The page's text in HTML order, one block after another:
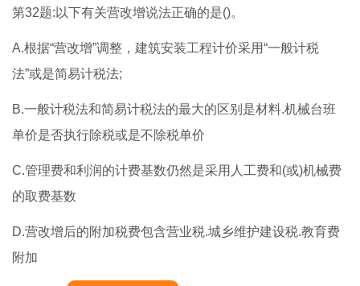
第32题:以下有关营改增说法正确的是()。
A.根据“营改增”调整，建筑安装工程计价采用“一般计税
法”或是简易计税法;
B.一般计税法和简易计税法的最大的区别是材料.机械台班
单价是否执行除税或是不除税单价
C.管理费和利润的计费基数仍然是采用人工费和(或)机械费
的取费基数
D.营改增后的附加税费包含营业税.城乡维护建设税.教育费
附加